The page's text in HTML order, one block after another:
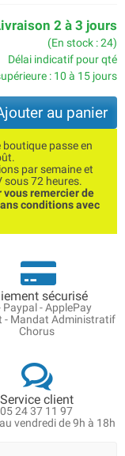
2 à 3 jours
(En stock : 24)
Délai indicatif pour qté
: 10 à 15 jours
au panier
boutique passe en
par semaine et
sous 72 heures.
vous remercier de
conditions avec
sécurisé
Paypal - ApplePay
- Mandat Administratif
Chorus
Service client
05 24 37 11 97
vendredi de 9h à 18h